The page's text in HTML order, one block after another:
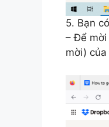
5. Bạn
– Để
mời)